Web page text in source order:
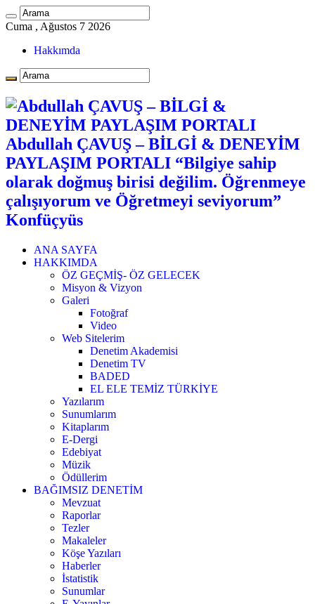
Cuma , Ağustos 7 2026
Hakkımda
Abdullah ÇAVUŞ – BİLGİ & DENEYİM
PAYLAŞIM PORTALI “Bilgiye sahip
olarak doğmuş birisi değilim. Öğrenmeye
çalışıyorum ve Öğretmeyi seviyorum”
Konfüçyüs
ANA SAYFA
HAKKIMDA
ÖZ GEÇMİŞ- ÖZ GELECEK
Misyon & Vizyon
Galeri
Fotoğraf
Video
Web Sitelerim
Denetim Akademisi
Denetim TV
BADED
EL ELE TEMİZ TÜRKİYE
Yazılarım
Sunumlarım
Kitaplarım
E-Dergi
Edebiyat
Müzik
Ödüllerim
BAĞIMSIZ DENETİM
Mevzuat
Raporlar
Tezler
Makaleler
Köşe Yazıları
Haberler
İstatistik
Sunumlar